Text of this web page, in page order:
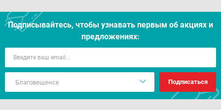
Подписывайтесь, чтобы узнавать первым об акцияx и
предложениях:
Подписаться